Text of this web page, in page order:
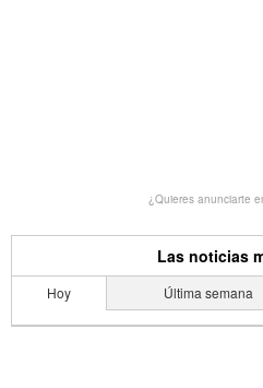
¿Quieres anunciarte
Las noticias
Hoy Última semana